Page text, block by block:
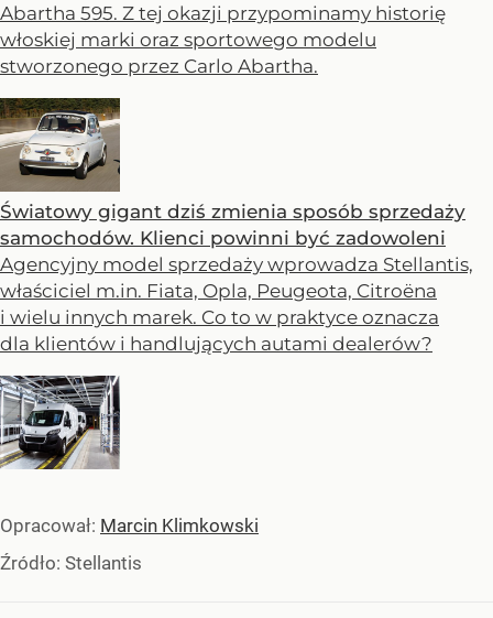
Abartha 595. Z tej okazji przypominamy historię
włoskiej marki oraz sportowego modelu
stworzonego przez Carlo Abartha.
Światowy gigant dziś zmienia sposób sprzedaży
samochodów. Klienci powinni być zadowoleni
Agencyjny model sprzedaży wprowadza Stellantis,
właściciel m.in. Fiata, Opla, Peugeota, Citroëna
i wielu innych marek. Co to w praktyce oznacza
dla klientów i handlujących autami dealerów?
Opracował: Marcin Klimkowski
Źródło: Stellantis